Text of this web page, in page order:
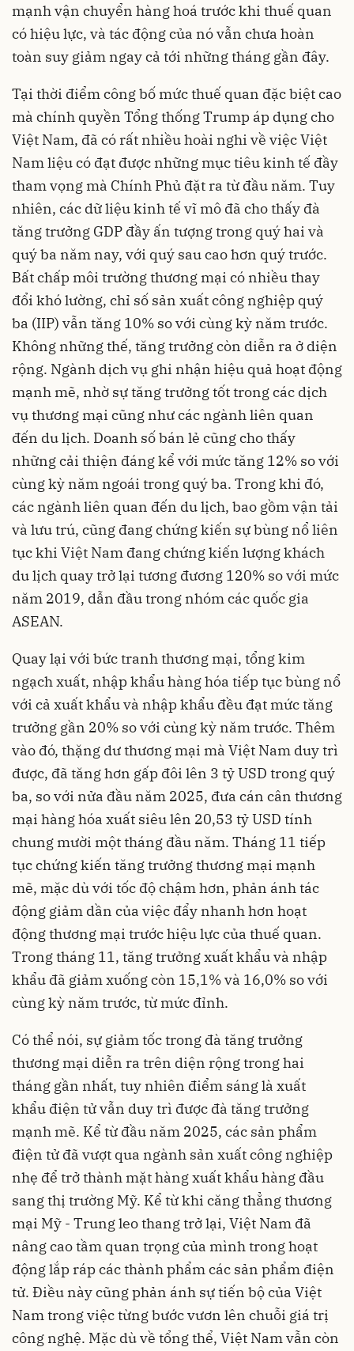
mạnh vận chuyển hàng hoá trước khi thuế quan
có hiệu lực, và tác động của nó vẫn chưa hoàn
toàn suy giảm ngay cả tới những tháng gần đây.
Tại thời điểm công bố mức thuế quan đặc biệt cao
mà chính quyền Tổng thống Trump áp dụng cho
Việt Nam, đã có rất nhiều hoài nghi về việc Việt
Nam liệu có đạt được những mục tiêu kinh tế đầy
tham vọng mà Chính Phủ đặt ra từ đầu năm. Tuy
nhiên, các dữ liệu kinh tế vĩ mô đã cho thấy đà
tăng trưởng GDP đầy ấn tượng trong quý hai và
quý ba năm nay, với quý sau cao hơn quý trước.
Bất chấp môi trường thương mại có nhiều thay
đổi khó lường, chỉ số sản xuất công nghiệp quý
ba (IIP) vẫn tăng 10% so với cùng kỳ năm trước.
Không những thế, tăng trưởng còn diễn ra ở diện
rộng. Ngành dịch vụ ghi nhận hiệu quả hoạt động
mạnh mẽ, nhờ sự tăng trưởng tốt trong các dịch
vụ thương mại cũng như các ngành liên quan
đến du lịch. Doanh số bán lẻ cũng cho thấy
những cải thiện đáng kể với mức tăng 12% so với
cùng kỳ năm ngoái trong quý ba. Trong khi đó,
các ngành liên quan đến du lịch, bao gồm vận tải
và lưu trú, cũng đang chứng kiến ​​sự bùng nổ liên
tục khi Việt Nam đang chứng kiến ​​lượng khách
du lịch quay trở lại tương đương 120% so với mức
năm 2019, dẫn đầu trong nhóm các quốc gia
ASEAN.
Quay lại với bức tranh thương mại, tổng kim
ngạch xuất, nhập khẩu hàng hóa tiếp tục bùng nổ
với cả xuất khẩu và nhập khẩu đều đạt mức tăng
trưởng gần 20% so với cùng kỳ năm trước. Thêm
vào đó, thặng dư thương mại mà Việt Nam duy trì
được, đã tăng hơn gấp đôi lên 3 tỷ USD trong quý
ba, so với nửa đầu năm 2025, đưa cán cân thương
mại hàng hóa xuất siêu lên 20,53 tỷ USD tính
chung mười một tháng đầu năm. Tháng 11 tiếp
tục chứng kiến tăng trưởng thương mại mạnh
mẽ, mặc dù với tốc độ chậm hơn, phản ánh tác
động giảm dần của việc đẩy nhanh hơn hoạt
động thương mại trước hiệu lực của thuế quan.
Trong tháng 11, tăng trưởng xuất khẩu và nhập
khẩu đã giảm xuống còn 15,1% và 16,0% so với
cùng kỳ năm trước, từ mức đỉnh.
Có thể nói, sự giảm tốc trong đà tăng trưởng
thương mại diễn ra trên diện rộng trong hai
tháng gần nhất, tuy nhiên điểm sáng là xuất
khẩu điện tử vẫn duy trì được đà tăng trưởng
mạnh mẽ. Kể từ đầu năm 2025, các sản phẩm
điện tử đã vượt qua ngành sản xuất công nghiệp
nhẹ để trở thành mặt hàng xuất khẩu hàng đầu
sang thị trường Mỹ. Kể từ khi căng thẳng thương
mại Mỹ - Trung leo thang trở lại, Việt Nam đã
nâng cao tầm quan trọng của mình trong hoạt
động lắp ráp các thành phẩm các sản phẩm điện
tử. Điều này cũng phản ánh sự tiến bộ của Việt
Nam trong việc từng bước vươn lên chuỗi giá trị
công nghệ. Mặc dù về tổng thể, Việt Nam vẫn còn